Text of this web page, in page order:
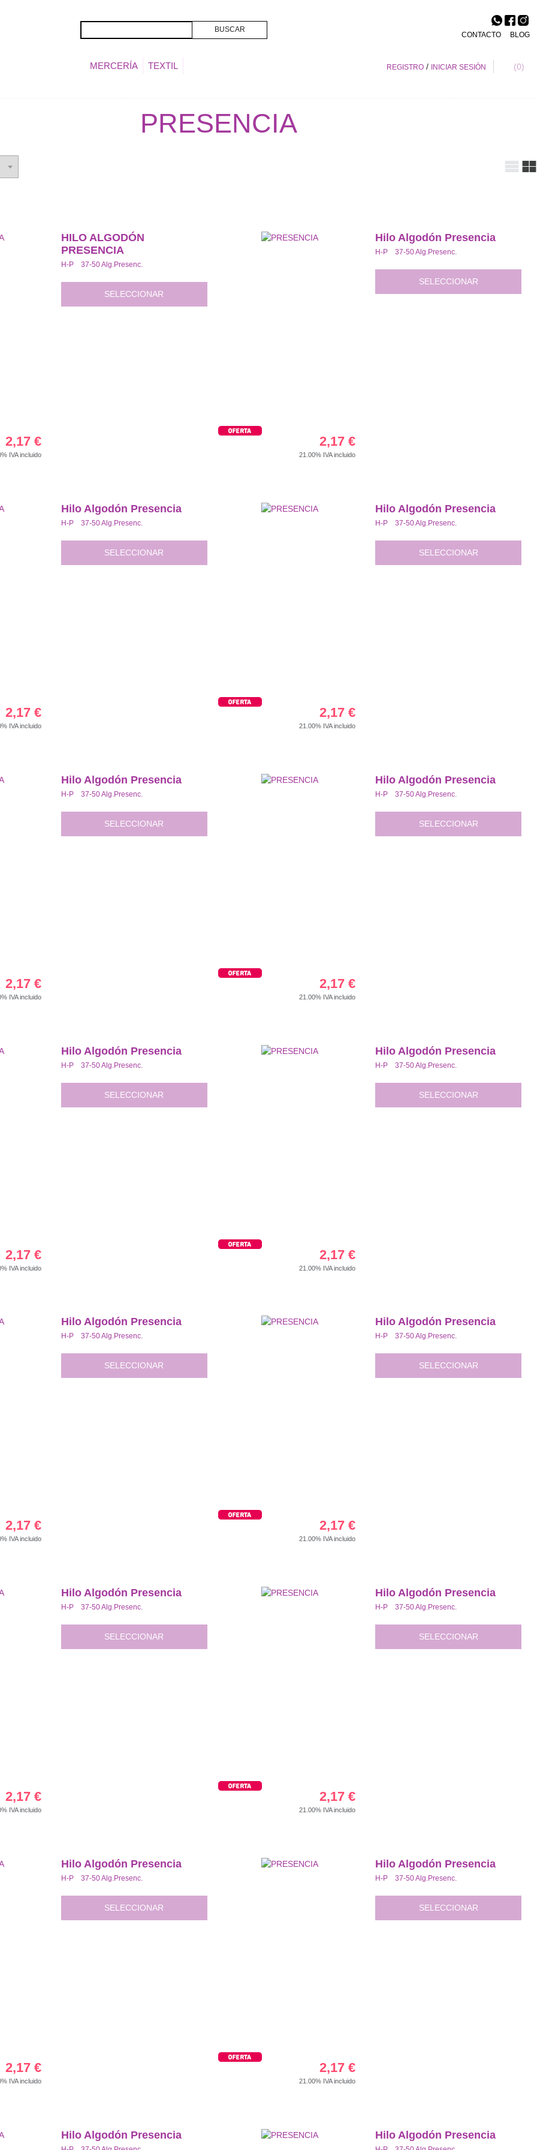
REGISTRO/ INICIAR SESIÓN 0
CONTACTO BLOG
MERCERÍA TEXTIL
PRESENCIA
2,17 €
IVA incluido
HILO ALGODÓN
PRESENCIA
H-P 37-50 Alg.Presenc.
SELECCIONAR
2,17 €
21.00% IVA incluido
Hilo Algodón Presencia
H-P 37-50 Alg.Presenc.
SELECCIONAR
2,17 €
IVA incluido
Hilo Algodón Presencia
H-P 37-50 Alg.Presenc.
SELECCIONAR
2,17 €
21.00% IVA incluido
Hilo Algodón Presencia
H-P 37-50 Alg.Presenc.
SELECCIONAR
2,17 €
IVA incluido
Hilo Algodón Presencia
H-P 37-50 Alg.Presenc.
SELECCIONAR
2,17 €
21.00% IVA incluido
Hilo Algodón Presencia
H-P 37-50 Alg.Presenc.
SELECCIONAR
2,17 €
IVA incluido
Hilo Algodón Presencia
H-P 37-50 Alg.Presenc.
SELECCIONAR
2,17 €
21.00% IVA incluido
Hilo Algodón Presencia
H-P 37-50 Alg.Presenc.
SELECCIONAR
2,17 €
IVA incluido
Hilo Algodón Presencia
H-P 37-50 Alg.Presenc.
SELECCIONAR
2,17 €
21.00% IVA incluido
Hilo Algodón Presencia
H-P 37-50 Alg.Presenc.
SELECCIONAR
2,17 €
IVA incluido
Hilo Algodón Presencia
H-P 37-50 Alg.Presenc.
SELECCIONAR
2,17 €
21.00% IVA incluido
Hilo Algodón Presencia
H-P 37-50 Alg.Presenc.
SELECCIONAR
2,17 €
IVA incluido
Hilo Algodón Presencia
H-P 37-50 Alg.Presenc.
SELECCIONAR
2,17 €
21.00% IVA incluido
Hilo Algodón Presencia
H-P 37-50 Alg.Presenc.
SELECCIONAR
Hilo Algodón Presencia Hilo Algodón Presencia